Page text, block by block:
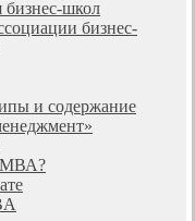
бизнес-школ
бизнес-
и содержание
МВА?